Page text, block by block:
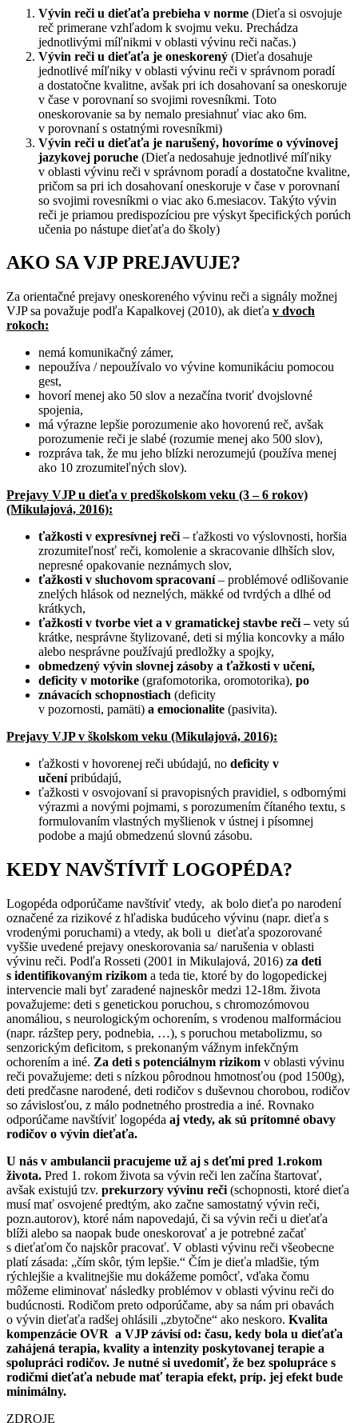
Vývin reči u dieťaťa prebieha v norme (Dieťa si osvojuje
reč primerane vzhľadom k svojmu veku. Prechádza
jednotlivými míľnikmi v oblasti vývinu reči načas.)
Vývin reči u dieťaťa je oneskorený (Dieťa dosahuje
jednotlivé míľniky v oblasti vývinu reči v správnom poradí
a dostatočne kvalitne, avšak pri ich dosahovaní sa oneskoruje
v čase v porovnaní so svojimi rovesníkmi. Toto
oneskorovanie sa by nemalo presiahnuť viac ako 6m.
v porovnaní s ostatnými rovesníkmi)
Vývin reči u dieťaťa je narušený, hovoríme o vývinovej
jazykovej poruche (Dieťa nedosahuje jednotlivé míľniky
v oblasti vývinu reči v správnom poradí a dostatočne kvalitne,
pričom sa pri ich dosahovaní oneskoruje v čase v porovnaní
so svojimi rovesníkmi o viac ako 6.mesiacov. Takýto vývin
reči je priamou predispozíciou pre výskyt špecifických porúch
učenia po nástupe dieťaťa do školy)
AKO SA VJP PREJAVUJE?
Za orientačné prejavy oneskoreného vývinu reči a signály možnej
VJP sa považuje podľa Kapalkovej (2010), ak dieťa v dvoch
rokoch:
nemá komunikačný zámer,
nepoužíva / nepoužívalo vo vývine komunikáciu pomocou
gest,
hovorí menej ako 50 slov a nezačína tvoriť dvojslovné
spojenia,
má výrazne lepšie porozumenie ako hovorenú reč, avšak
porozumenie reči je slabé (rozumie menej ako 500 slov),
rozpráva tak, že mu jeho blízki nerozumejú (používa menej
ako 10 zrozumiteľných slov).
Prejavy VJP u dieťa v predškolskom veku (3 – 6 rokov)
(Mikulajová, 2016):
ťažkosti v expresívnej reči – ťažkosti vo výslovnosti, horšia
zrozumiteľnosť reči, komolenie a skracovanie dlhších slov,
nepresné opakovanie neznámych slov,
ťažkosti v sluchovom spracovaní– problémové odlišovanie
znelých hlások od neznelých, mäkké od tvrdých a dlhé od
krátkych,
ťažkosti v tvorbe viet a v gramatickej stavbe reči –vety sú
krátke, nesprávne štylizované, deti si mýlia koncovky a málo
alebo nesprávne používajú predložky a spojky,
obmedzený vývin slovnej zásoby a ťažkosti v učení,
deficity v motorike (grafomotorika, oromotorika), po
znávacích schopnostiach (deficity
v pozornosti, pamäti) a emocionalite (pasivita).
Prejavy VJP v školskom veku (Mikulajová, 2016):
ťažkosti v hovorenej reči ubúdajú, no deficity v
učenípribúdajú,
ťažkosti v osvojovaní si pravopisných pravidiel, s odbornými
výrazmi a novými pojmami, s porozumením čítaného textu, s
formulovaním vlastných myšlienok v ústnej i písomnej
podobe a majú obmedzenú slovnú zásobu.
KEDY NAVŠTÍVIŤ LOGOPÉDA?
Logopéda odporúčame navštíviť vtedy, ak bolo dieťa po narodení
označené za rizikové z hľadiska budúceho vývinu (napr. dieťa s
vrodenými poruchami) a vtedy, ak boli u dieťaťa spozorované
vyššie uvedené prejavy oneskorovania sa/ narušenia v oblasti
vývinu reči. Podľa Rosseti (2001 in Mikulajová, 2016) za deti
s identifikovaným rizikom a teda tie, ktoré by do logopedickej
intervencie mali byť zaradené najneskôr medzi 12-18m. života
považujeme: deti s genetickou poruchou, s chromozómovou
anomáliou, s neurologickým ochorením, s vrodenou malformáciou
(napr. rázštep pery, podnebia, …), s poruchou metabolizmu, so
senzorickým deficitom, s prekonaným vážnym infekčným
ochorením a iné. Za deti s potenciálnym rizikom v oblasti vývinu
reči považujeme: deti s nízkou pôrodnou hmotnosťou (pod 1500g),
deti predčasne narodené, deti rodičov s duševnou chorobou, rodičov
so závislosťou, z málo podnetného prostredia a iné. Rovnako
odporúčame navštíviť logopéda aj vtedy, ak sú prítomné obavy
rodičov o vývin dieťaťa.
U nás v ambulancii pracujeme už aj s deťmi pred 1.rokom
života. Pred 1. rokom života sa vývin reči len začína štartovať,
avšak existujú tzv. prekurzory vývinu reči (schopnosti, ktoré dieťa
musí mať osvojené predtým, ako začne samostatný vývin reči,
pozn.autorov), ktoré nám napovedajú, či sa vývin reči u dieťaťa
blíži alebo sa naopak bude oneskorovať a je potrebné začať
s dieťaťom čo najskôr pracovať. V oblasti vývinu reči všeobecne
platí zásada: „čím skôr, tým lepšie.“ Čím je dieťa mladšie, tým
rýchlejšie a kvalitnejšie mu dokážeme pomôcť, vďaka čomu
môžeme eliminovať následky problémov v oblasti vývinu reči do
budúcnosti. Rodičom preto odporúčame, aby sa nám pri obavách
o vývin dieťaťa radšej ohlásili „zbytočne“ ako neskoro. Kvalita
kompenzácie OVR a VJP závisí od: času, kedy bola u dieťaťa
zahájená terapia, kvality a intenzity poskytovanej terapie a
spolupráci rodičov. Je nutné si uvedomiť, že bez spolupráce s
rodičmi dieťaťa nebude mať terapia efekt, príp. jej efekt bude
minimálny.
ZDROJE